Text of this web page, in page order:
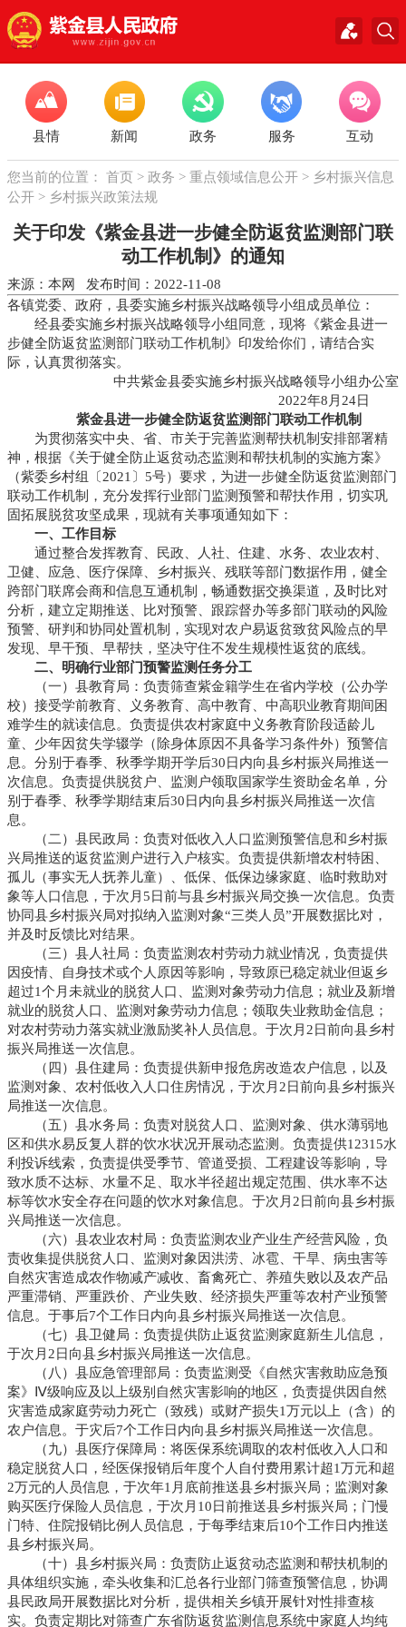
县情 新闻 政务 服务 互动
您当前的位置： 首页 > 政务 > 重点领域信息公开> 乡村振兴信息
公开> 乡村振兴政策法规
关于印发《紫金县进一步健全防返贫监测部门联
动工作机制》的通知
来源：本网 发布时间：2022-11-08
各镇党委、政府，县委实施乡村振兴战略领导小组成员单位：
经县委实施乡村振兴战略领导小组同意，现将《紫金县进一
步健全防返贫监测部门联动工作机制》印发给你们，请结合实
际，认真贯彻落实。
中共紫金县委实施乡村振兴战略领导小组办公室
2022年8月24日
紫金县进一步健全防返贫监测部门联动工作机制
为贯彻落实中央、省、市关于完善监测帮扶机制安排部署精
神，根据《关于健全防止返贫动态监测和帮扶机制的实施方案》
（紫委乡村组〔2021〕5号）要求，为进一步健全防返贫监测部门
联动工作机制，充分发挥行业部门监测预警和帮扶作用，切实巩
固拓展脱贫攻坚成果，现就有关事项通知如下：
一、工作目标
通过整合发挥教育、民政、人社、住建、水务、农业农村、
卫健、应急、医疗保障、乡村振兴、残联等部门数据作用，健全
跨部门联席会商和信息互通机制，畅通数据交换渠道，及时比对
分析，建立定期推送、比对预警、跟踪督办等多部门联动的风险
预警、研判和协同处置机制，实现对农户易返贫致贫风险点的早
发现、早干预、早帮扶，坚决守住不发生规模性返贫的底线。
二、明确行业部门预警监测任务分工
（一）县教育局：负责筛查紫金籍学生在省内学校（公办学
校）接受学前教育、义务教育、高中教育、中高职业教育期间困
难学生的就读信息。负责提供农村家庭中义务教育阶段适龄儿
童、少年因贫失学辍学（除身体原因不具备学习条件外）预警信
息。分别于春季、秋季学期开学后30日内向县乡村振兴局推送一
次信息。负责提供脱贫户、监测户领取国家学生资助金名单，分
别于春季、秋季学期结束后30日内向县乡村振兴局推送一次信
息。
（二）县民政局：负责对低收入人口监测预警信息和乡村振
兴局推送的返贫监测户进行入户核实。负责提供新增农村特困、
孤儿（事实无人抚养儿童）、低保、低保边缘家庭、临时救助对
象等人口信息，于次月5日前与县乡村振兴局交换一次信息。负责
协同县乡村振兴局对拟纳入监测对象“三类人员”开展数据比对，
并及时反馈比对结果。
（三）县人社局：负责监测农村劳动力就业情况，负责提供
因疫情、自身技术或个人原因等影响，导致原已稳定就业但返乡
超过1个月未就业的脱贫人口、监测对象劳动力信息；就业及新增
就业的脱贫人口、监测对象劳动力信息；领取失业救助金信息；
对农村劳动力落实就业激励奖补人员信息。于次月2日前向县乡村
振兴局推送一次信息。
（四）县住建局：负责提供新申报危房改造农户信息，以及
监测对象、农村低收入人口住房情况，于次月2日前向县乡村振兴
局推送一次信息。
（五）县水务局：负责对脱贫人口、监测对象、供水薄弱地
区和供水易反复人群的饮水状况开展动态监测。负责提供12315水
利投诉线索，负责提供受季节、管道受损、工程建设等影响，导
致水质不达标、水量不足、取水半径超出规定范围、供水率不达
标等饮水安全存在问题的饮水对象信息。于次月2日前向县乡村振
兴局推送一次信息。
（六）县农业农村局：负责监测农业产业生产经营风险，负
责收集提供脱贫人口、监测对象因洪涝、冰雹、干旱、病虫害等
自然灾害造成农作物减产减收、畜禽死亡、养殖失败以及农产品
严重滞销、严重跌价、产业失败、经济损失严重等农村产业预警
信息。于事后7个工作日内向县乡村振兴局推送一次信息。
（七）县卫健局：负责提供防止返贫监测家庭新生儿信息，
于次月2日向县乡村振兴局推送一次信息。
（八）县应急管理部局：负责监测受《自然灾害救助应急预
案》Ⅳ级响应及以上级别自然灾害影响的地区，负责提供因自然
灾害造成家庭劳动力死亡（致残）或财产损失1万元以上（含）的
农户信息。于灾后7个工作日内向县乡村振兴局推送一次信息。
（九）县医疗保障局：将医保系统调取的农村低收入人口和
稳定脱贫人口，经医保报销后年度个人自付费用累计超1万元和超
2万元的人员信息，于次年1月底前推送县乡村振兴局；监测对象
购买医疗保险人员信息，于次月10日前推送县乡村振兴局；门慢
门特、住院报销比例人员信息，于每季结束后10个工作日内推送
县乡村振兴局。
（十）县乡村振兴局：负责防止返贫动态监测和帮扶机制的
具体组织实施，牵头收集和汇总各行业部门筛查预警信息，协调
县民政局开展数据比对分析，提供相关乡镇开展针对性排查核
实。负责定期比对筛查广东省防返贫监测信息系统中家庭人均纯